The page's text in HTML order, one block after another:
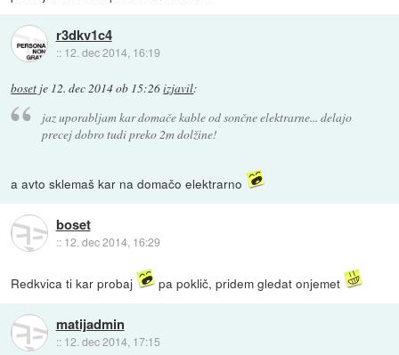
r3dkv1c4
:: 12. dec 2014, 16:19
boset je 12. dec 2014 ob 15:26izjavil:
jaz uporabljam kar domače kable od sončne elektrarne... delajo
precej dobro tudi preko 2m dolžine!
a avto sklemaš kar na domačo elektrarno
boset
:: 12. dec 2014, 16:29
Redkvica ti kar probaj pa poklič, pridem gledat onjemet
matijadmin
:: 12. dec 2014, 17:15